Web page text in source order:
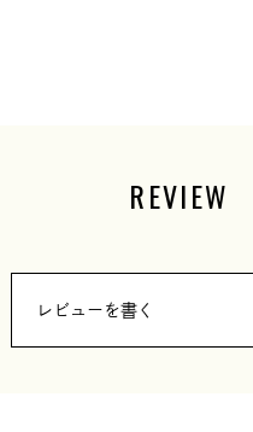
REVIEW
レビューを書く